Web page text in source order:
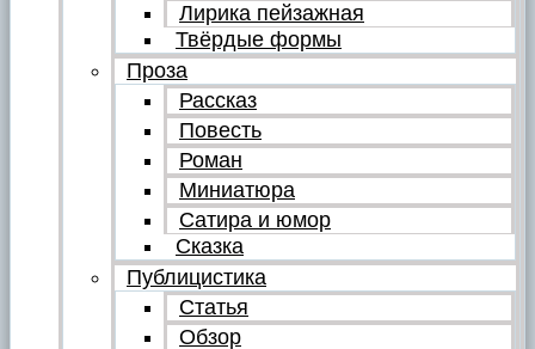
Лирика пейзажная
Твёрдые формы
Проза
Рассказ
Повесть
Роман
Миниатюра
Сатира и юмор
Сказка
Публицистика
Статья
Обзор